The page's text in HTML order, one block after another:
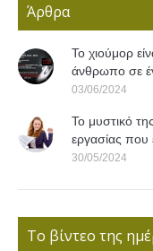
Άρθρα
Το χιούμορ
άνθρωπο σε
03/06/2024
Το μυστικό
εργασίας που
30/05/2024
Το βίντεο της